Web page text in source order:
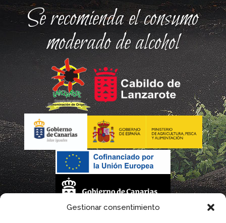
Gestionar consentimiento
Se recomienda el consumo
moderado de alcohol